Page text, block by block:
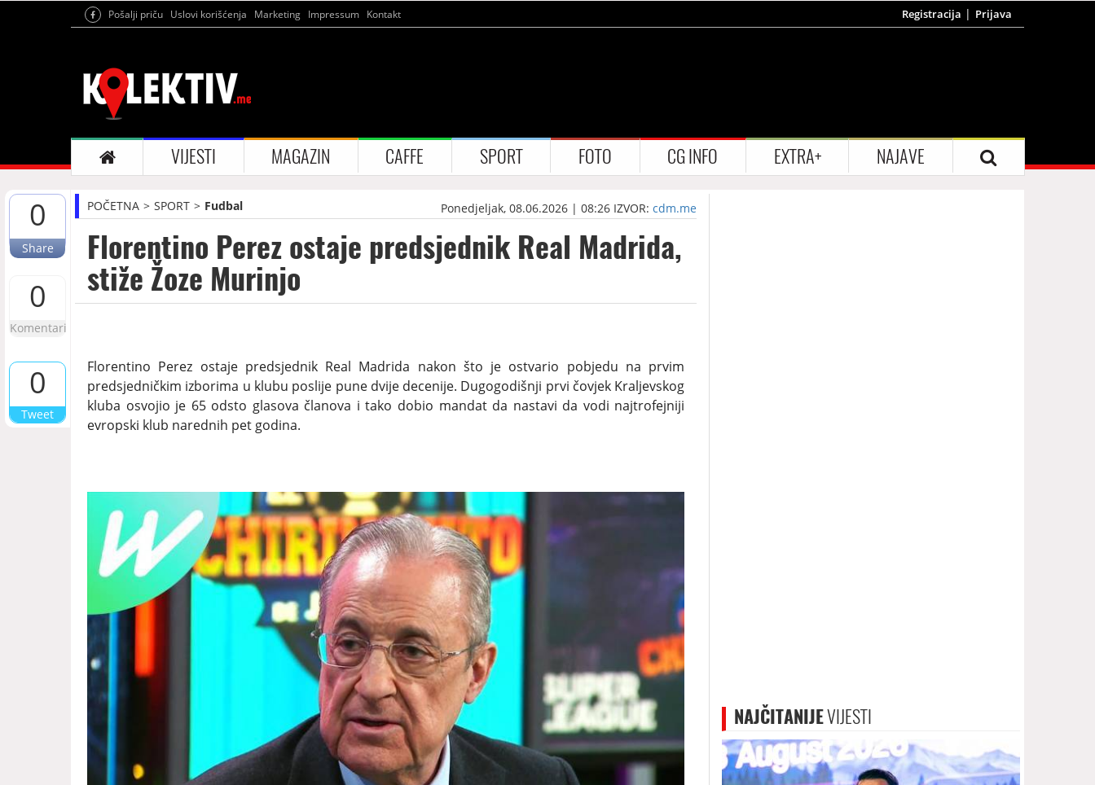
Pošalji priču Uslovi korišćenja Marketing Impressum Kontakt Registracija Prijava
VIJESTI MAGAZIN CAFFE SPORT FOTO CG INFO EXTRA+ NAJAVE
0
Share
0
Komentari
0
Tweet
POČETNA SPORT Fudbal Ponedjeljak, 08.06.2026 | 08:26 IZVOR:cdm.me
Florentino Perez ostaje predsjednik Real Madrida,
stiže Žoze Murinjo
Florentino Perez ostaje predsjednik Real Madrida nakon što je ostvario pobjedu na prvim
predsjedničkim izborima u klubu poslije pune dvije decenije. Dugogodišnji prvi čovjek Kraljevskog
kluba osvojio je 65 odsto glasova članova i tako dobio mandat da nastavi da vodi najtrofejniji
evropski klub narednih pet godina.
NAJČITANIJEVIJESTI